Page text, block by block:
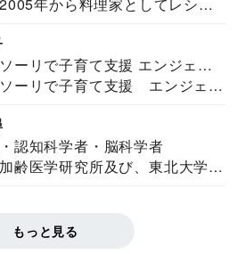
ーリで子育て支援 エンジェル
究所所長
ーリで子育て支援 エンジェル
認知科学者・脳科学者
齢医学研究所及び、東北大学大
もっと見る